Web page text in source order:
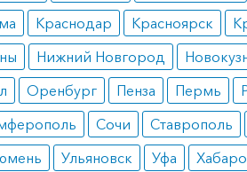
стоит при наличии
к какому-либо из
в терминальной
Краснодар Красноярск
Нижний Новгород
Оренбург Пенза Пермь
Сочи Ставрополь
Ульяновск Уфа